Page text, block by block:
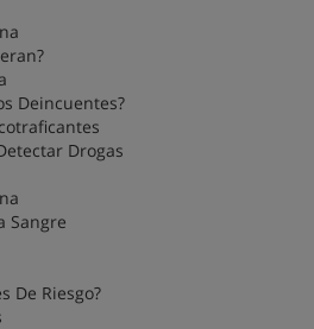
Deincuentes?
Drogas
Sangre
De Riesgo?